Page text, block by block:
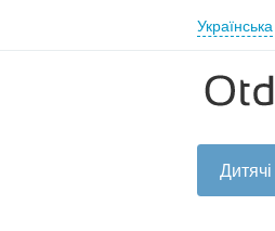
Українська
Дитячі